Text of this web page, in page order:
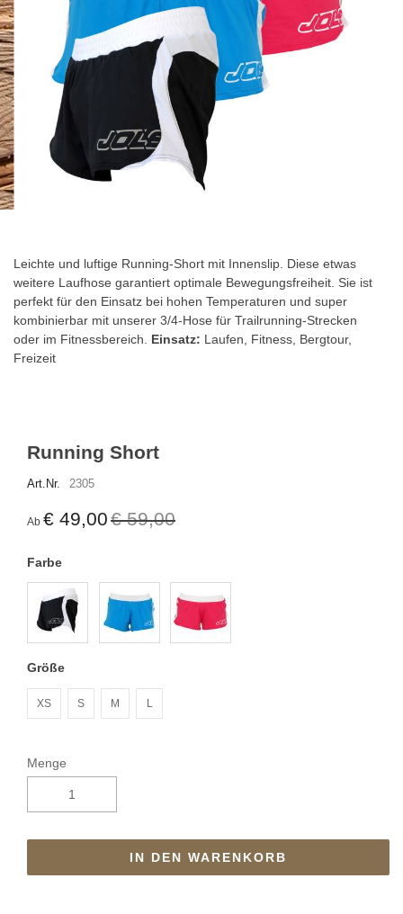
Running Short
Art.Nr. 2305
Ab € 49,00€ 59,00
Farbe
Größe
XS S M L
Menge
IN DEN WARENKORB
Leichte und luftige Running-Short mit Innenslip. Diese etwas
weitere Laufhose garantiert optimale Bewegungsfreiheit. Sie ist
perfekt für den Einsatz bei hohen Temperaturen und super
kombinierbar mit unserer 3/4-Hose für Trailrunning-Strecken
oder im Fitnessbereich. Einsatz: Laufen, Fitness, Bergtour,
Freizeit